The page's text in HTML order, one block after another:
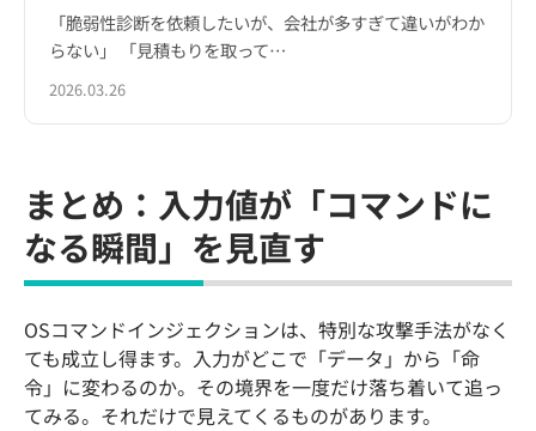
「脆弱性診断を依頼したいが、会社が多すぎて違いがわか
らない」 「見積もりを取って…
2026.03.26
まとめ：入力値が「コマンドに
なる瞬間」を見直す
OSコマンドインジェクションは、特別な攻撃手法がなく
ても成立し得ます。入力がどこで「データ」から「命
令」に変わるのか。その境界を一度だけ落ち着いて追っ
てみる。それだけで見えてくるものがあります。